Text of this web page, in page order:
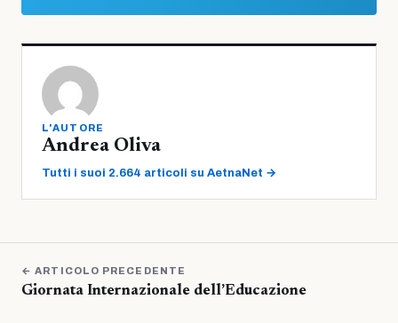
L'AUTORE
Andrea Oliva
Tutti i suoi 2.664 articoli su AetnaNet →
← ARTICOLO PRECEDENTE
Giornata Internazionale dell’Educazione